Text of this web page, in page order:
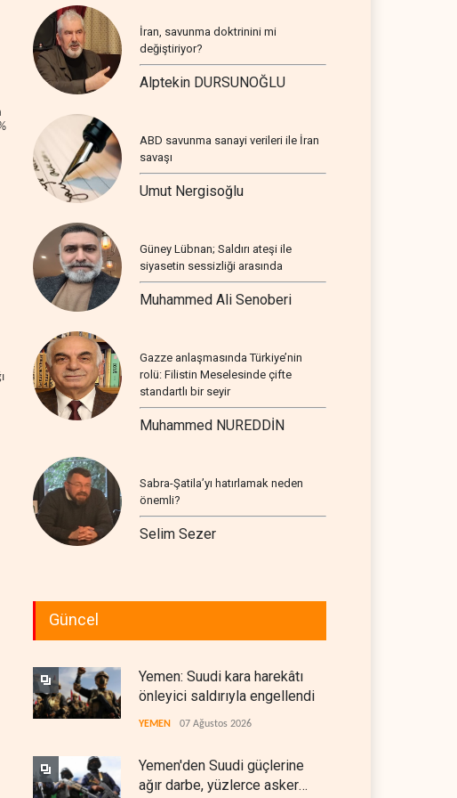
İran, savunma doktrinini mi
değiştiriyor?
Alptekin DURSUNOĞLU
ABD savunma sanayi verileri ile İran
savaşı
Umut Nergisoğlu
Güney Lübnan; Saldırı ateşi ile
siyasetin sessizliği arasında
Muhammed Ali Senoberi
Gazze anlaşmasında Türkiye’nin
rolü: Filistin Meselesinde çifte
standartlı bir seyir
Muhammed NUREDDİN
Sabra-Şatila’yı hatırlamak neden
önemli?
Selim Sezer
Güncel
Yemen: Suudi kara harekâtı
önleyici saldırıyla engellendi
YEMEN 07 Ağustos 2026
Yemen'den Suudi güçlerine
ağır darbe, yüzlerce asker